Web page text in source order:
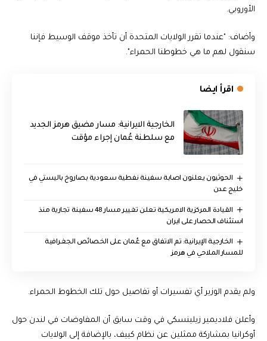
الأوروبي.
وأضاف: "عندما تقرر الولايات المتحدة أن تأخذ موقف الوسيط فإننا
سنقول لهم ما هي خطوطنا الحمراء".
اقرأ ايضا
الخارجية الايرانية: مسار مضيق هرمز الجديد
مع سلطنة عُمان إجراء مؤقت
الحوثيون يعلنون اصابة سفينة نفطية سعودية بصاروخ باليستي في
خليج عدن
القيادة المركزية الامريكية تعلن تغيير مسار 48 سفينة تجارية منذ
استئناف الحصار على ايران
‏الخارجية الإيرانية: تم الاتفاق مع عُمان على الخصائص الجغرافية
للمسار الملاحي في هرمز
ولم يقدم الوزير أي تفسيرات أو تفاصيل حول تلك الخطوط الحمراء.
وأعلن فلاديمير زيلينسكي في وقت سابق أن المفاوضات في لندن حول
أوكرانيا بمشاركة ممثلين عن نظام كييف، بالإضافة إلى الولايات